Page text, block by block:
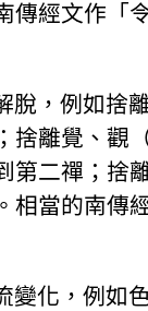
傳經文作「
脫，例如捨
捨離覺、觀
第二禪；捨
相當的南傳
變化，例如